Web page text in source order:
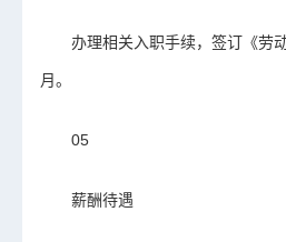
办理相关入职手续，签订《劳
月。
05
薪酬待遇